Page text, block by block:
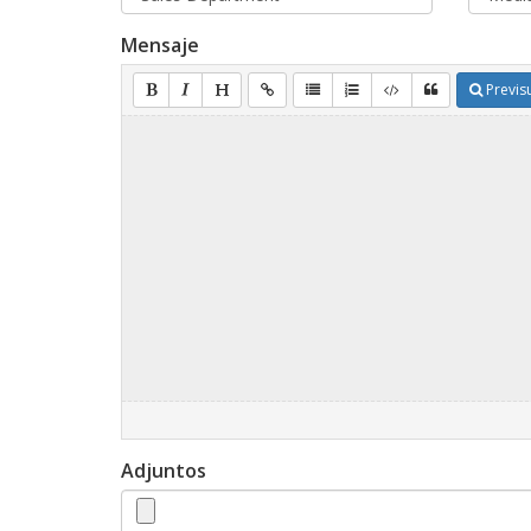
Mensaje
Adjuntos